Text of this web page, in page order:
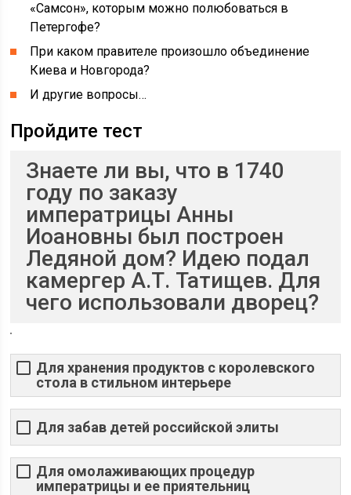
«Самсон», которым можно полюбоваться в
Петергофе?
При каком правителе произошло объединение
Киева и Новгорода?
И другие вопросы…
Пройдите тест
Знаете ли вы, что в 1740
году по заказу
императрицы Анны
Иоановны был построен
Ледяной дом? Идею подал
камергер А.Т. Татищев. Для
чего использовали дворец?
Для хранения продуктов с королевского
стола в стильном интерьере
Для забав детей российской элиты
Для омолаживающих процедур
императрицы и ее приятельниц